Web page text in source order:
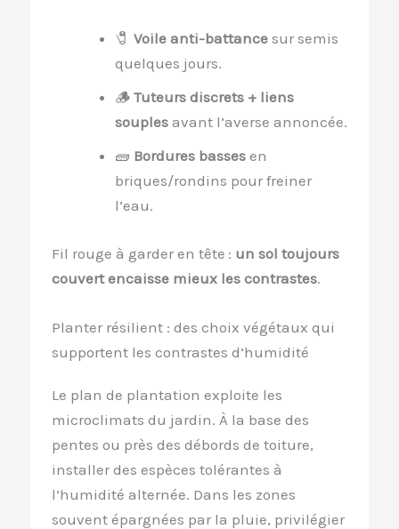
🧷 Voile anti-battance sur semis
quelques jours.
🪵 Tuteurs discrets + liens
souples avant l’averse annoncée.
🧱 Bordures basses en
briques/rondins pour freiner
l’eau.
Fil rouge à garder en tête : un sol toujours
couvert encaisse mieux les contrastes.
Planter résilient : des choix végétaux qui
supportent les contrastes d’humidité
Le plan de plantation exploite les
microclimats du jardin. À la base des
pentes ou près des débords de toiture,
installer des espèces tolérantes à
l’humidité alternée. Dans les zones
souvent épargnées par la pluie, privilégier